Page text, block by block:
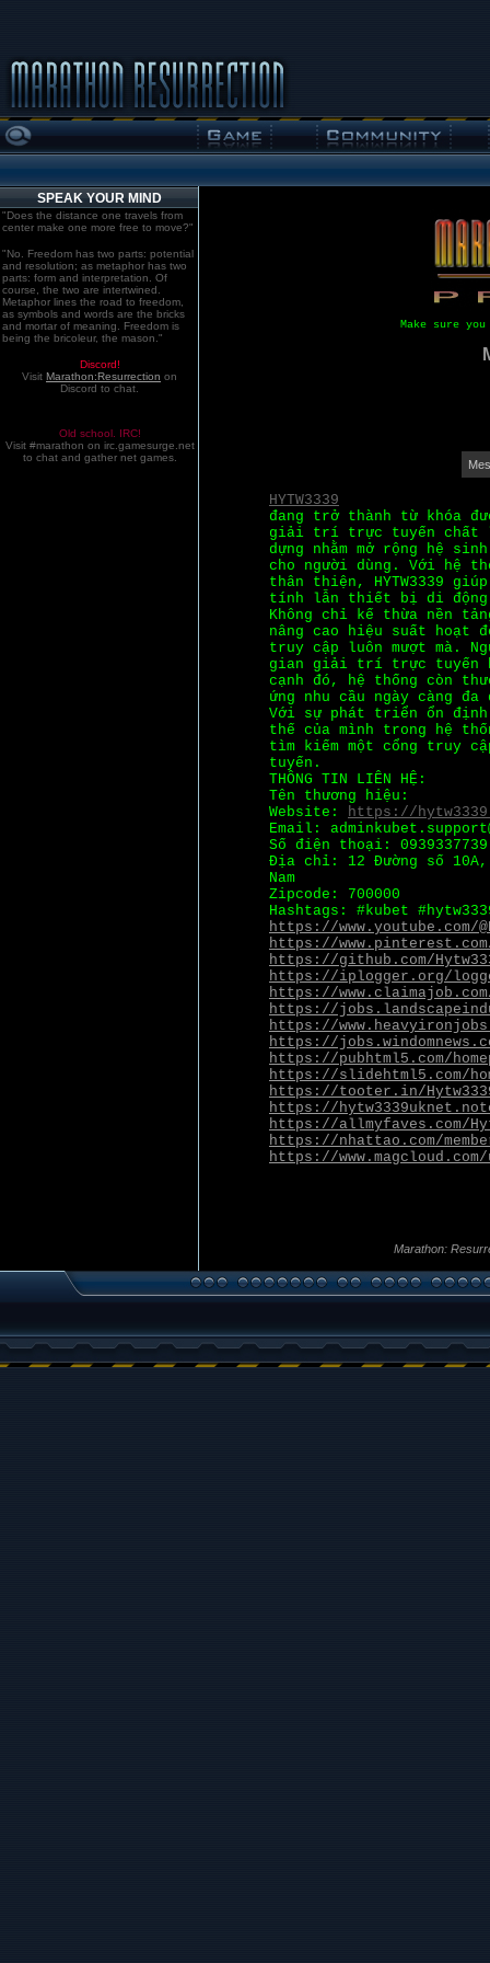
SPEAK YOUR MIND
"Does the distance one travels from
center make one more free to move?"
"No. Freedom has two parts: potential
and resolution; as metaphor has two
parts: form and interpretation. Of
course, the two are intertwined.
Metaphor lines the road to freedom,
as symbols and words are the bricks
and mortar of meaning. Freedom is
being the bricoleur, the mason."
Discord!
Visit Marathon:Resurrection on
Discord to chat.
Old school. IRC!
Visit #marathon on irc.gamesurge.net
to chat and gather net games.
Make sure
HYTW3339
đang trở thành từ khóa
giải trí trực tuyến chất
dựng nhằm mở rộng hệ
cho người dùng. Với hệ
thân thiện, HYTW3339
tính lẫn thiết bị di
Không chỉ kế thừa nền
nâng cao hiệu suất hoạt
truy cập luôn mượt mà.
gian giải trí trực tuyến
cạnh đó, hệ thống còn
ứng nhu cầu ngày càng
Với sự phát triển ổn định
thế của mình trong hệ
tìm kiếm một cổng truy
tuyến.
THÔNG TIN LIÊN HỆ:
Tên thương hiệu:
Website: https://
Email:
Số điện thoại: 0939337739
Địa chỉ: 12 Đường số 10A,
Nam
Zipcode: 700000
Hashtags: #kubet
https://www.youtube.com/
https://
https://github.com/
https://iplogger.org/
https://
https://
https://
https://
https://pubhtml5.com/
https://slidehtml5.com/
https://tooter.in/
https://
https://allmyfaves.com/
https://nhattao.com/
https://
Marathon: